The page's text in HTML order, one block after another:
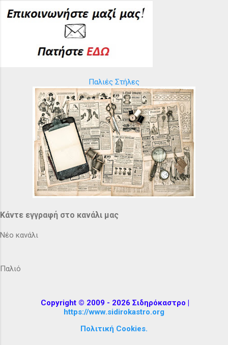
Παλιές Στήλες
Κάντε εγγραφή στο κανάλι μας
Νέο κανάλι
Παλιό
Copyright © 2009 - 2026 Σιδηρόκαστρο |
https://www.sidirokastro.org
Πολιτική Cookies.